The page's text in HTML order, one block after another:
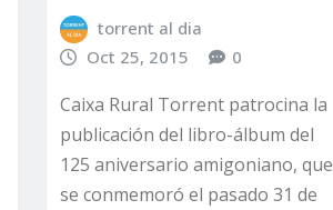
torrent al dia
Oct 25, 2015
0
Caixa Rural Torrent patrocina la
publicación del libro-álbum del
125 aniversario amigoniano, que
se conmemoró el pasado 31 de